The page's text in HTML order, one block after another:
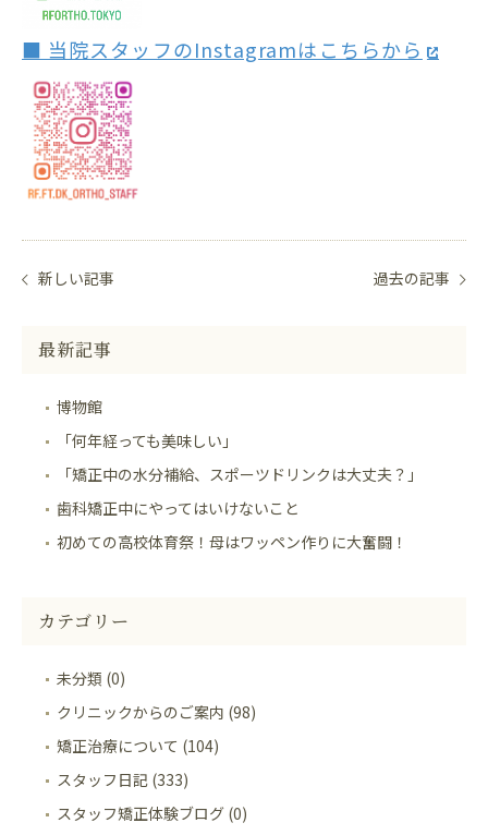
■ 当院スタッフのInstagramはこちらから
新しい記事 過去の記事
最新記事
博物館
「何年経っても美味しい」
「矯正中の水分補給、スポーツドリンクは大丈夫？」
歯科矯正中にやってはいけないこと
初めての高校体育祭！母はワッペン作りに大奮闘！
カテゴリー
未分類 (0)
クリニックからのご案内 (98)
矯正治療について (104)
スタッフ日記 (333)
スタッフ矯正体験ブログ (0)